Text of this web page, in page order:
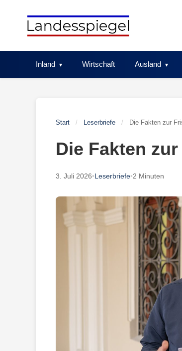
Inland Wirtschaft Ausland
Start / Leserbriefe / Die Fakten zur
Die Fakten
3. Juli 2026•Leserbriefe•2 Minuten